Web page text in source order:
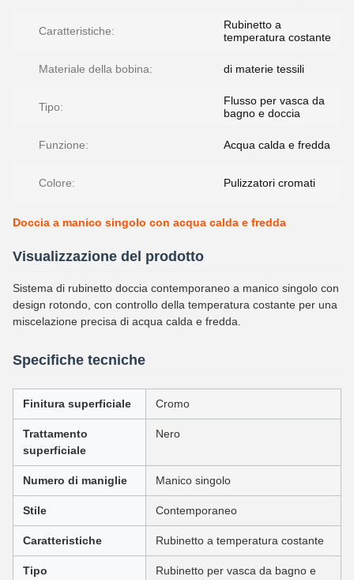
Caratteristiche:
Rubinetto a
temperatura costante
Materiale della bobina: di materie tessili
Tipo:
Flusso per vasca da
bagno e doccia
Funzione: Acqua calda e fredda
Colore: Pulizzatori cromati
Doccia a manico singolo con acqua calda e fredda
Visualizzazione del prodotto
Sistema di rubinetto doccia contemporaneo a manico singolo con
design rotondo, con controllo della temperatura costante per una
miscelazione precisa di acqua calda e fredda.
Specifiche tecniche
Finitura superficiale Cromo
Trattamento
superficiale
Nero
Numero di maniglie Manico singolo
Stile Contemporaneo
Caratteristiche Rubinetto a temperatura costante
Tipo
Rubinetto per vasca da bagno e